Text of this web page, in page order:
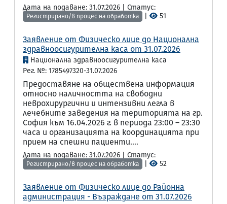
Дата на подаване: 31.07.2026 | Статус:
Регистрирано/в процес на обработка 51
Заявление от Физическо лице до Национална
здравноосигурителна каса от 31.07.2026
Национална здравноосигурителна каса
Рег. №: 1785497320-31.07.2026
Предоставяне на обществена информация
относно наличността на свободни
неврохирургични и интензивни легла в
лечебните заведения на територията на гр.
София към 16.04.2026 г. в периода 23:00 – 23:30
часа и организацията на координацията при
прием на спешни пациенти....
Дата на подаване: 31.07.2026 | Статус:
Регистрирано/в процес на обработка 52
Заявление от Физическо лице до Районна
администрация - Възраждане от 31.07.2026